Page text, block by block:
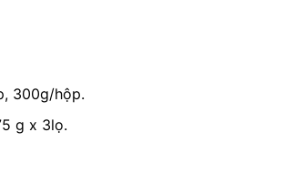
300g/hộp.
g x 3lọ.